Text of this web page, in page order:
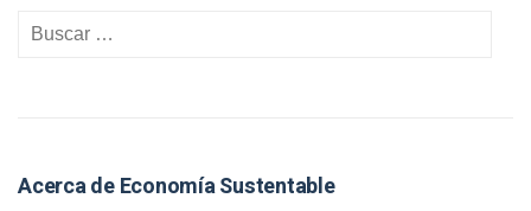
Acerca de Economía Sustentable